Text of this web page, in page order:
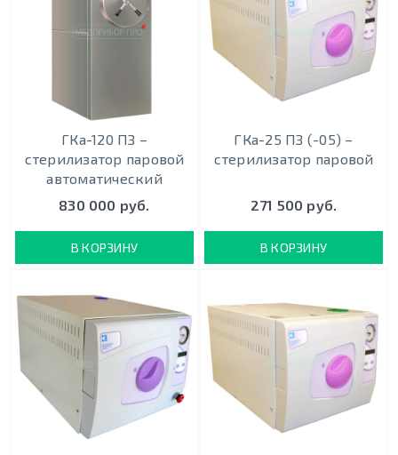
ГКа-120 ПЗ –
стерилизатор паровой
автоматический
830 000 руб.
В КОРЗИНУ
ГКа-25 ПЗ (-05) –
стерилизатор паровой
271 500 руб.
В КОРЗИНУ